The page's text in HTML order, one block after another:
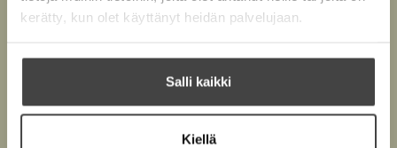
kerätty, kun olet käyttänyt heidän palvelujaan.
Salli kaikki
Kiellä